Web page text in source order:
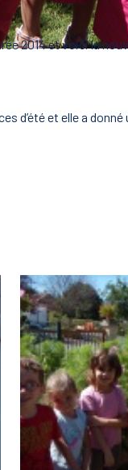
2014 et voici la
d’été et elle a